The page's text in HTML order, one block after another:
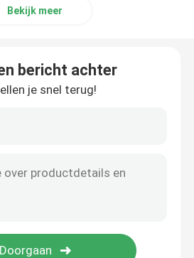
Keramiek
Bekijk meer
bericht achter
je snel terug!